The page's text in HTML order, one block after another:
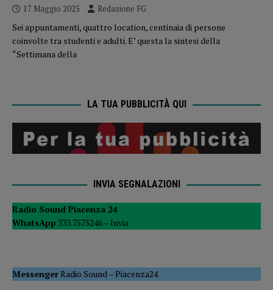
17 Maggio 2025 Redazione FG
Sei appuntamenti, quattro location, centinaia di persone
coinvolte tra studenti e adulti. E’ questa la sintesi della
“Settimana della
LA TUA PUBBLICITÀ QUI
INVIA SEGNALAZIONI
Radio Sound Piacenza 24
WhatsApp 333 7575246 – Invia
MessengerRadio Sound–Piacenza24